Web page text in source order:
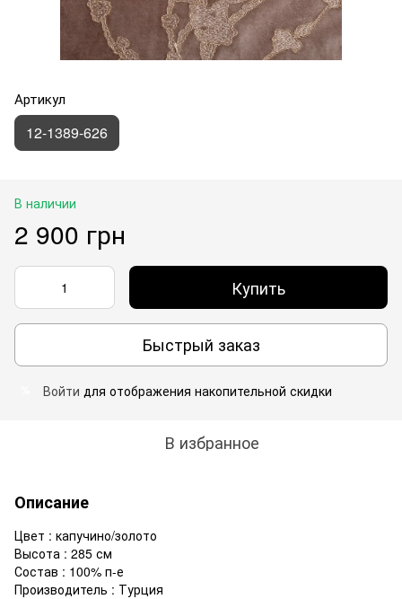
Артикул
12-1389-626
В наличии
2 900 грн
Купить
Быстрый заказ
Войти для отображения накопительной скидки
В избранное
Описание
Цвет : капучино/золото
Высота : 285 см
Состав : 100% п-е
Производитель : Турция